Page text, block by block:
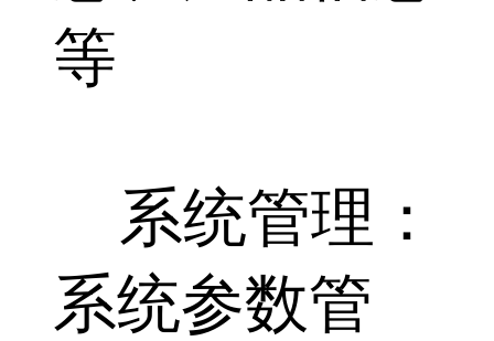
等
系统管理：
系统参数管